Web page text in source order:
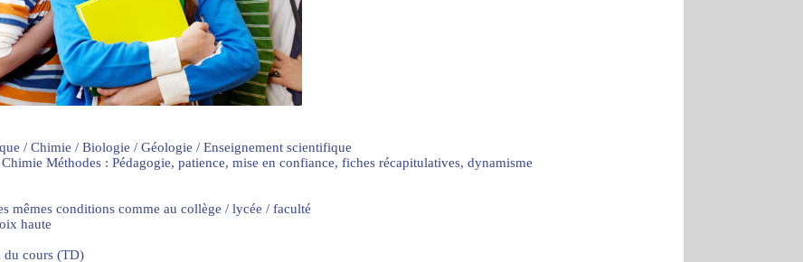
/ Chimie / Biologie / Géologie / Enseignement scientifique
Méthodes : Pédagogie, patience, mise en confiance, fiches récapitulatives, dynamisme
mêmes conditions comme au collège / lycée / faculté
haute
du cours (TD)